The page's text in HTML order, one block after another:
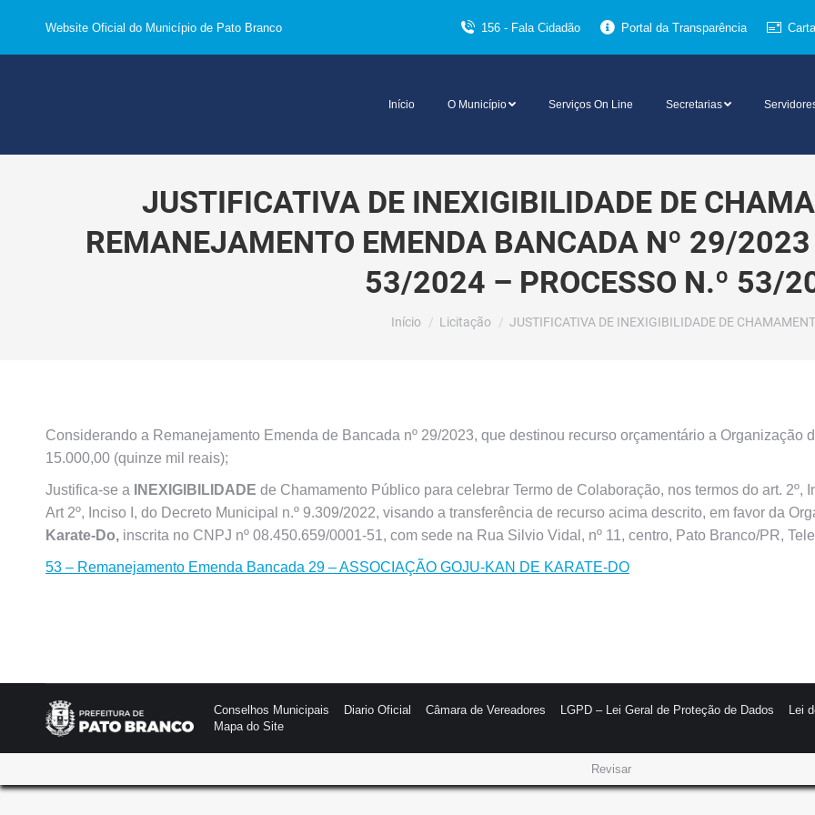
Website Oficial do Município de Pato Branco 156 - Fala Cidadão Portal da Transparência
Início O Município Serviços On Line Secretarias
JUSTIFICATIVA DE INEXIGIBILIDADE DE
REMANEJAMENTO EMENDA BANCADA Nº 29/
53/2024 – PROCESSO N.º 53/
Você está aqui:
Início Licitação JUSTIFICATIVA DE INEXIGIBILIDADE DE
Considerando a Remanejamento Emenda de Bancada nº 29/2023, que destinou recurso orçamentário a
15.000,00 (quinze mil reais);
Justifica-se a INEXIGIBILIDADE de Chamamento Público para celebrar Termo de Colaboração, nos termos do art. 2º,
Art 2º, Inciso I, do Decreto Municipal n.º 9.309/2022, visando a transferência de recurso acima descrito, em favor da
Karate-Do, inscrita no CNPJ nº 08.450.659/0001-51, com sede na Rua Silvio Vidal, nº 11, centro, Pato Branco/PR,
53 – Remanejamento Emenda Bancada 29 – ASSOCIAÇÃO GOJU-KAN DE KARATE-DO
Conselhos Municipais Diario Oficial Câmara de Vereadores LGPD – Lei Geral de Proteção de Dados Lei
Mapa do Site
Revisar